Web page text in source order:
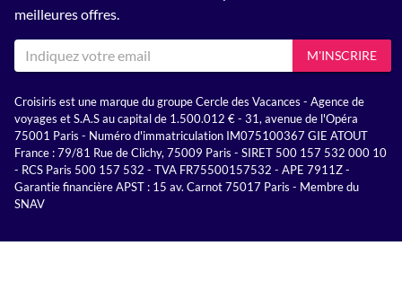
meilleures offres.
M'INSCRIRE
Croisiris est une marque du groupe Cercle des Vacances - Agence de
voyages et S.A.S au capital de 1.500.012 € - 31, avenue de l'Opéra
75001 Paris - Numéro d'immatriculation IM075100367 GIE ATOUT
France : 79/81 Rue de Clichy, 75009 Paris - SIRET 500 157 532 000 10
- RCS Paris 500 157 532 - TVA FR75500157532 - APE 7911Z -
Garantie financière APST : 15 av. Carnot 75017 Paris - Membre du
SNAV